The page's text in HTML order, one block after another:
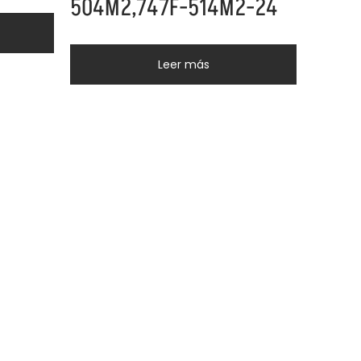
504M2,747F-514M2-24
Leer más